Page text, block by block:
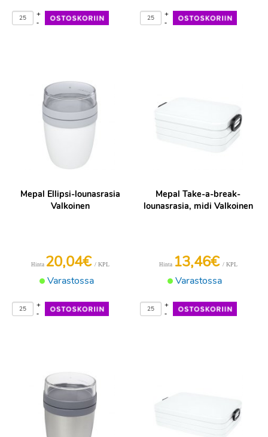
-
+
-
+
Mepal Ellipsi-lounasrasia
Valkoinen
Varastossa
Hinta 20,04€ / KPL
-
+
Mepal Take-a-break-
lounasrasia, midi Valkoinen
Varastossa
Hinta 13,46€ / KPL
-
+